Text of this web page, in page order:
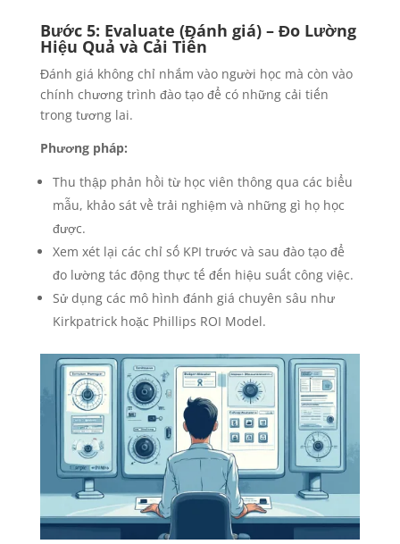
Bước 5: Evaluate (Đánh giá) – Đo Lường
Hiệu Quả và Cải Tiến
Đánh giá không chỉ nhắm vào người học mà còn vào
chính chương trình đào tạo để có những cải tiến
trong tương lai.
Phương pháp:
Thu thập phản hồi từ học viên thông qua các biểu
mẫu, khảo sát về trải nghiệm và những gì họ học
được.
Xem xét lại các chỉ số KPI trước và sau đào tạo để
đo lường tác động thực tế đến hiệu suất công việc.
Sử dụng các mô hình đánh giá chuyên sâu như
Kirkpatrick hoặc Phillips ROI Model.